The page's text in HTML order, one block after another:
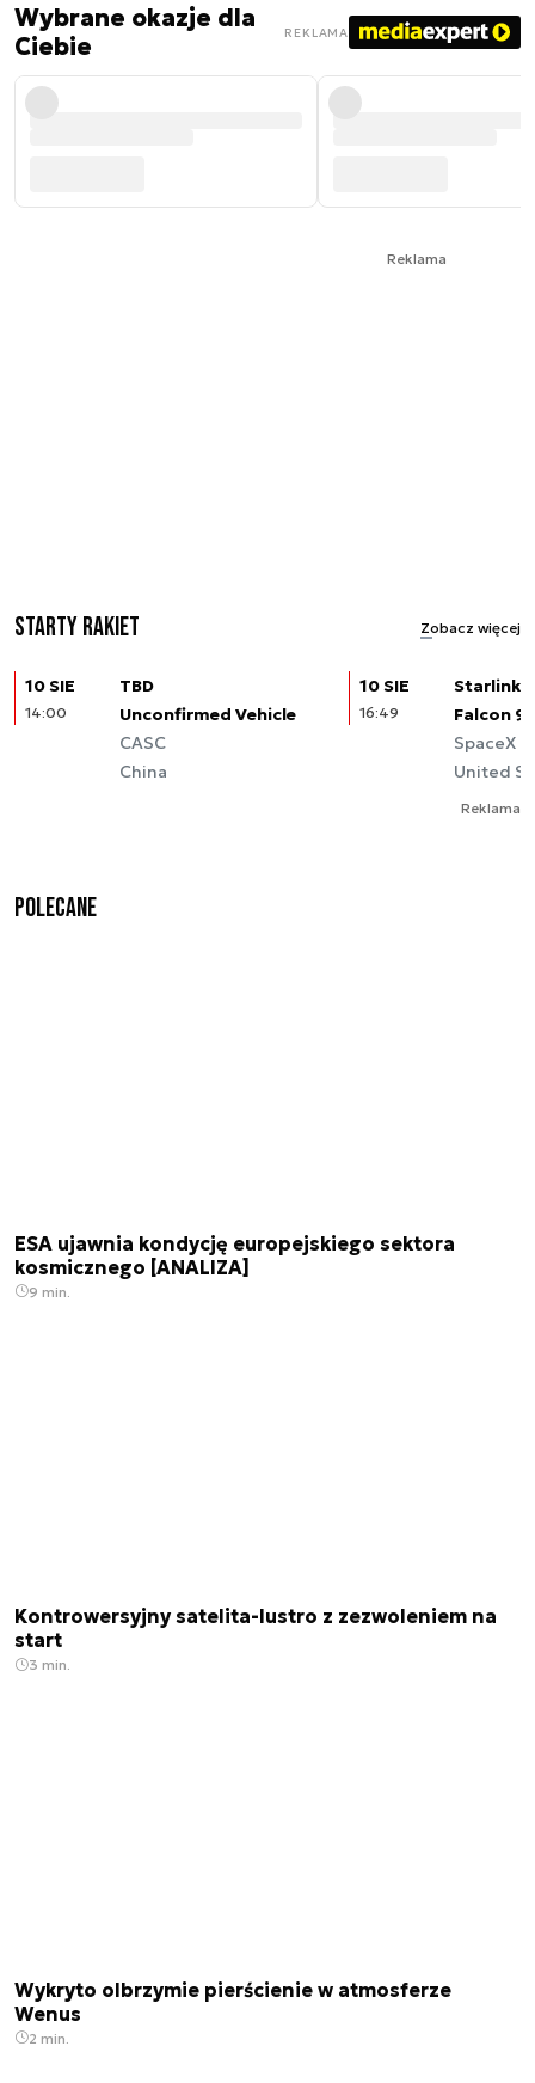
Wybrane okazje dla
Ciebie
REKLAMA
Reklama
Starty rakiet Zobacz więcej
10 SIE
14:00
TBD
Unconfirmed Vehicle
CASC
China
10 SIE
16:49
Starlink
Falcon 9
SpaceX
United
Reklama
Polecane
ESA ujawnia kondycję europejskiego sektora
kosmicznego [ANALIZA]
9 min.
Kontrowersyjny satelita-lustro z zezwoleniem na
start
3 min.
Wykryto olbrzymie pierścienie w atmosferze
Wenus
2 min.